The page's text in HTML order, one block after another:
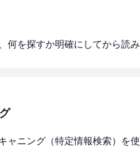
何を探すか明確にしてから読み
ャニング（特定情報検索）を使